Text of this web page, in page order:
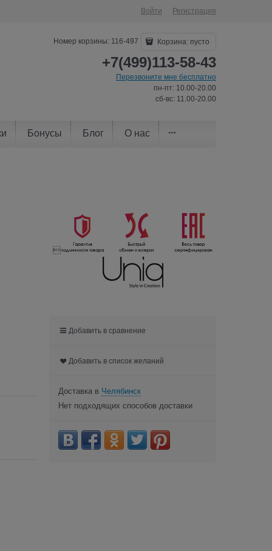
Войти Регистрация
Номер корзины: 116-497 Корзина: пусто
+7(499)113-58-43
Перезвоните мне бесплатно
пн-пт: 10.00-20.00
сб-вс: 11.00-20.00
Бонусы Блог О нас

Добавить в сравнение
Добавить в список желаний
Доставка в Челябинск
Нет подходящих способов доставки